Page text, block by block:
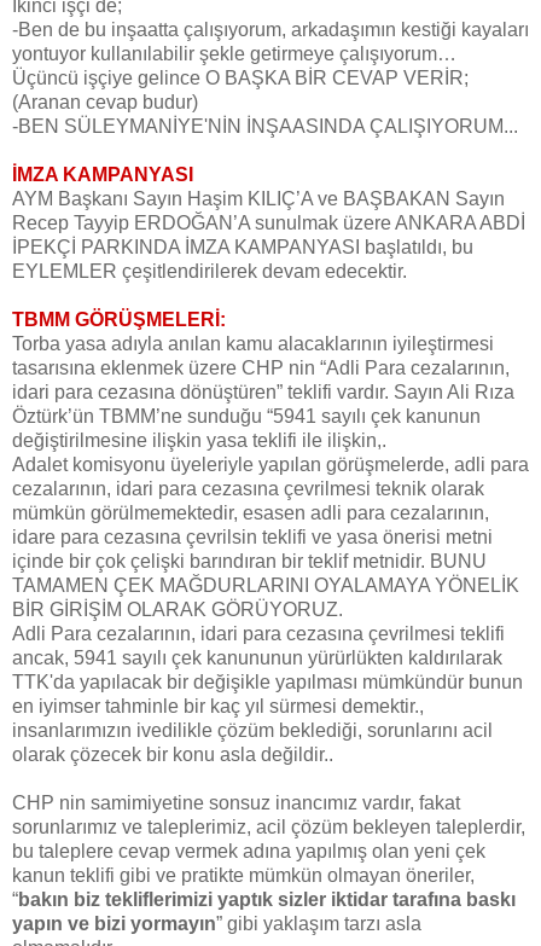
İkinci işçi de;
-Ben de bu inşaatta çalışıyorum, arkadaşımın kestiği kayaları
yontuyor kullanılabilir şekle getirmeye çalışıyorum…
Üçüncü işçiye gelince O BAŞKA BİR CEVAP VERİR;
(Aranan cevap budur)
-BEN SÜLEYMANİYE'NİN İNŞAASINDA ÇALIŞIYORUM...
İMZA KAMPANYASI
AYM Başkanı Sayın Haşim KILIÇ’A ve BAŞBAKAN Sayın
Recep Tayyip ERDOĞAN’A sunulmak üzere ANKARA ABDİ
İPEKÇİ PARKINDA İMZA KAMPANYASI başlatıldı, bu
EYLEMLER çeşitlendirilerek devam edecektir.
TBMM GÖRÜŞMELERİ:
Torba yasa adıyla anılan kamu alacaklarının iyileştirmesi
tasarısına eklenmek üzere CHP nin “Adli Para cezalarının,
idari para cezasına dönüştüren” teklifi vardır. Sayın Ali Rıza
Öztürk’ün TBMM’ne sunduğu “5941 sayılı çek kanunun
değiştirilmesine ilişkin yasa teklifi ile ilişkin,.
Adalet komisyonu üyeleriyle yapılan görüşmelerde, adli para
cezalarının, idari para cezasına çevrilmesi teknik olarak
mümkün görülmemektedir, esasen adli para cezalarının,
idare para cezasına çevrilsin teklifi ve yasa önerisi metni
içinde bir çok çelişki barındıran bir teklif metnidir. BUNU
TAMAMEN ÇEK MAĞDURLARINI OYALAMAYA YÖNELİK
BİR GİRİŞİM OLARAK GÖRÜYORUZ.
Adli Para cezalarının, idari para cezasına çevrilmesi teklifi
ancak, 5941 sayılı çek kanununun yürürlükten kaldırılarak
TTK'da yapılacak bir değişikle yapılması mümkündür bunun
en iyimser tahminle bir kaç yıl sürmesi demektir.,
insanlarımızın ivedilikle çözüm beklediği, sorunlarını acil
olarak çözecek bir konu asla değildir..
CHP nin samimiyetine sonsuz inancımız vardır, fakat
sorunlarımız ve taleplerimiz, acil çözüm bekleyen taleplerdir,
bu taleplere cevap vermek adına yapılmış olan yeni çek
kanun teklifi gibi ve pratikte mümkün olmayan öneriler,
“bakın biz tekliflerimizi yaptık sizler iktidar tarafına baskı
yapın ve bizi yormayın” gibi yaklaşım tarzı asla